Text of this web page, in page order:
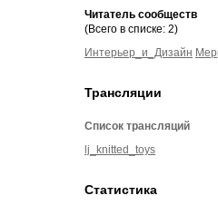
Читатель сообществ
(Всего в списке: 2)
Интерьер_и_Дизайн
Трансляции
Список трансляций
lj_knitted_toys
Статистика